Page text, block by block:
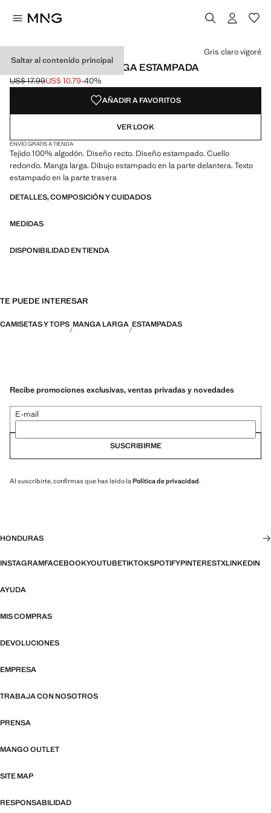
Saltar al contenido principal
CAMISETA MANGA LARGA ESTAMPADA
Precio inicial tachado [US$ 17.99 ]
US$ 17.99
Precio actual [US$ 10.79 ]
US$ 10.79-40%
Selecciona un color
Color Morado claro/pastel
Color Gris claro vigoré seleccionado
Gris claro vigoré
AÑADIR A FAVORITOS
VER LOOK
ENVÍO GRATIS A TIENDA
Tejido 100% algodón. Diseño recto. Diseño estampado. Cuello
redondo. Manga larga. Dibujo estampado en la parte delantera. Texto
estampado en la parte trasera
DETALLES, COMPOSICIÓN Y CUIDADOS
MEDIDAS
DISPONIBILIDAD EN TIENDA
TE PUEDE INTERESAR
CAMISETAS Y TOPS MANGA LARGA ESTAMPADAS
Recibe promociones exclusivas, ventas privadas y novedades
E-mail
SUSCRIBIRME
Al suscribirte, confirmas que has leído la Política de privacidad.
HONDURAS
INSTAGRAMFACEBOOKYOUTUBETIKTOKSPOTIFYPINTERESTXLINKEDIN
AYUDA
MIS COMPRAS
DEVOLUCIONES
EMPRESA
TRABAJA CON NOSOTROS
PRENSA
MANGO OUTLET
SITE MAP
RESPONSABILIDAD